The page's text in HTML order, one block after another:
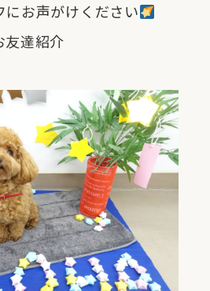
にお声がけください
友達紹介